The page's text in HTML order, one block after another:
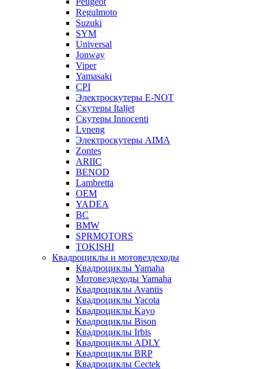
Regulmoto
Suzuki
SYM
Universal
Jonway
Viper
Yamasaki
CPI
Электроскутеры E-NOT
Скутеры Italjet
Скутеры Innocenti
Lvneng
Электроскутеры AIMA
Zontes
ARIIC
BENOD
Lambretta
OEM
YADEA
BC
BMW
SPRMOTORS
TOKISHI
Квадроциклы и мотовездеходы
Квадроциклы Yamaha
Мотовездеходы Yamaha
Квадроциклы Avantis
Квадроциклы Yacota
Квадроциклы Kayo
Квадроциклы Bison
Квадроциклы Irbis
Квадроциклы ADLY
Квадроциклы BRP
Квадроциклы Cectek